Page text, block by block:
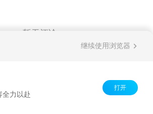
暂无评论
继续使用浏览器
全力以赴
打开